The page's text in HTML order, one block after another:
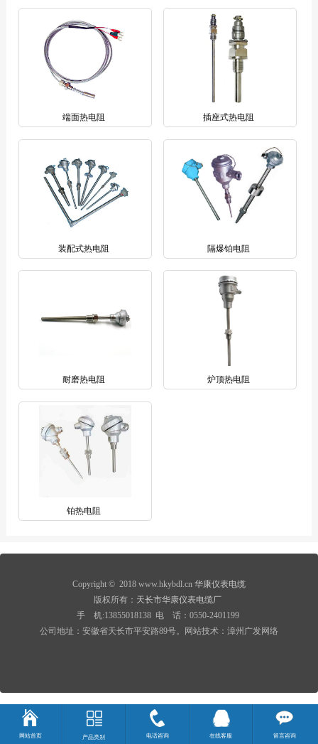
端面热电阻 插座式热电阻
装配式热电阻 隔爆铂电阻
耐磨热电阻 炉顶热电阻
铂热电阻
Copyright © 2018 www.hkybdl.cn 华康仪表电缆
版权所有： 天长市华康仪表电缆厂
手 机:13855018138 电 话：0550-2401199
公司地址：安徽省天长市平安路89号。网站技术：漳州广发网络
网站首页 产品类别 电话咨询 在线客服 留言咨询